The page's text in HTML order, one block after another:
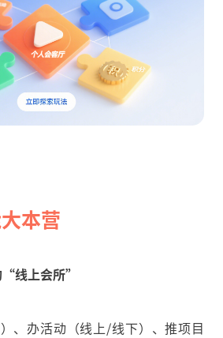
本营
“线上会所”
、办活动（线上/线下）、推项目